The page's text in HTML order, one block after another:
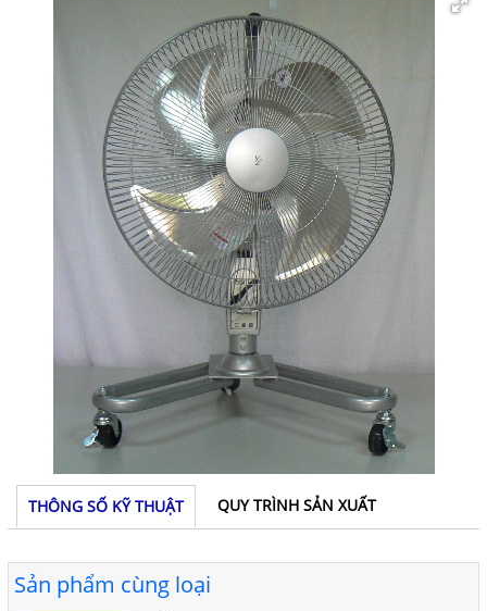
THÔNG SỐ KỸ THUẬT QUY TRÌNH SẢN XUẤT
Sản phẩm cùng loại